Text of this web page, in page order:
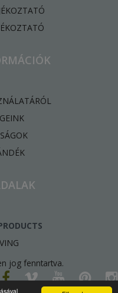
jog fenntartva.